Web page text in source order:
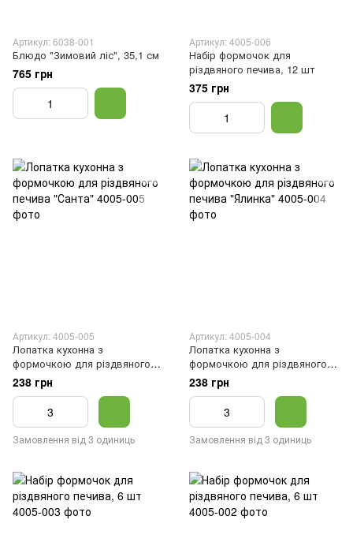
Артикул: 6038-001
Блюдо "Зимовий ліс", 35,1 см
765 грн
Артикул: 4005-006
Набір формочок для
різдвяного печива, 12 шт
375 грн
Артикул: 4005-005
Лопатка кухонна з
формочкою для різдвяного
печива "Санта"
238 грн
Замовлення від 3 одиниць
Артикул: 4005-004
Лопатка кухонна з
формочкою для різдвяного
печива "Ялинка"
238 грн
Замовлення від 3 одиниць